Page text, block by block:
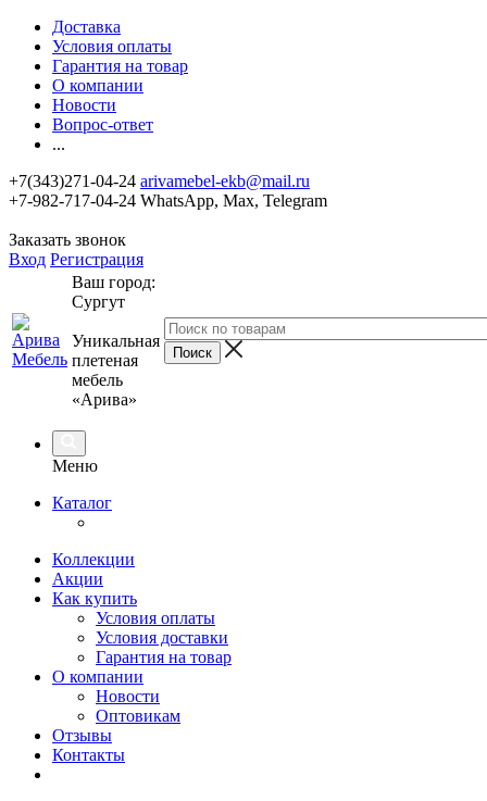
Доставка
Условия оплаты
Гарантия на товар
О компании
Новости
Вопрос-ответ
...
+7(343)271-04-24 arivamebel-ekb@mail.ru
+7-982-717-04-24 WhatsApp, Max, Telegram
Заказать звонок
Вход Регистрация
Ваш город:
Сургут
Уникальная
плетеная
мебель
«Арива»
Меню
Каталог
Коллекции
Акции
Как купить
Условия оплаты
Условия доставки
Гарантия на товар
О компании
Новости
Оптовикам
Отзывы
Контакты